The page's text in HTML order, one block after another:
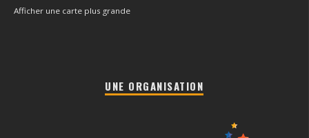
Afficher une carte plus grande
UNE ORGANISATION